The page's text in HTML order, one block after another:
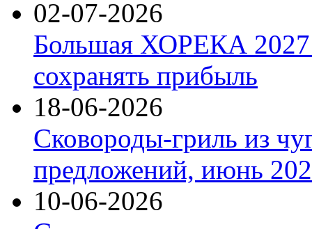
02-07-2026
Большая ХОРЕКА 2027:
сохранять прибыль
18-06-2026
Сковороды-гриль из
предложений, июнь
10-06-2026